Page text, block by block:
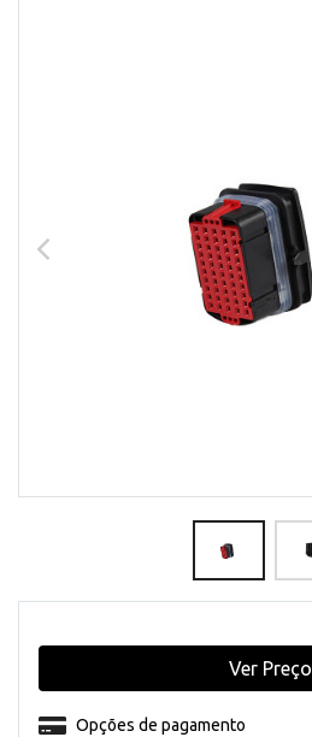
Opções de pagamento
Ver Preço